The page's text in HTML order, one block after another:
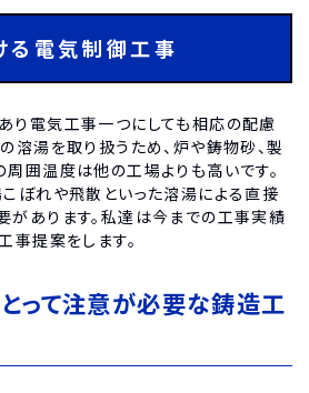
る電気制御工事
り電気工事一つにしても相応の配慮
溶湯を取り扱うため、炉や鋳物砂、製
囲温度は他の工場よりも高いです。
ぼれや飛散といった溶湯による直接
があります。私達は今までの工事実績
事提案をします。
って注意が必要な鋳造工